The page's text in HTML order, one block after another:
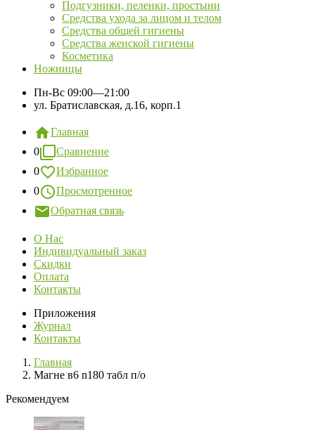
Подгузники, пеленки, простыни
Средства ухода за лицом и телом
Средства общей гигиены
Средства женской гигиены
Косметика
Ножницы
Пн-Вс 09:00—21:00
ул. Братиславская, д.16, корп.1
Главная
0
Сравнение
0
Избранное
0
Просмотренное
Обратная связь
О Нас
Индивидуальный заказ
Скидки
Оплата
Контакты
Приложения
Журнал
Контакты
Главная
Магне в6 n180 табл п/о
Рекомендуем